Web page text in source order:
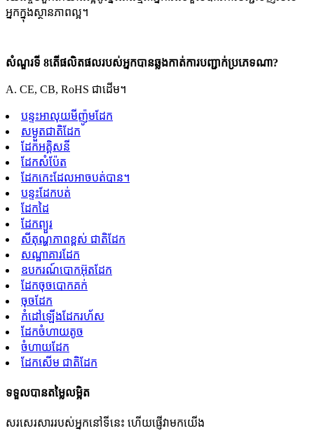
អ្នកក្នុងស្ថានភាពល្អ។
សំណួរទី 8តើ​ផលិតផល​របស់​អ្នក​បាន​ឆ្លង​កាត់​ការ​បញ្ជាក់​ប្រភេទ​ណា?
A. CE, CB, RoHS ជាដើម។
បន្ទះអាលុយមីញ៉ូមដែក
សម្ងួតជាតិដែក
ដែកអគ្គិសនី
ដែកសំប៉ែត
ដែកកេះដែលអាចបត់បាន។
បន្ទះដែកបត់
ដែកដៃ
ដែកព្យួរ
សីតុណ្ហភាពខ្ពស់ ជាតិដែក
សណ្ឋាគារដែក
ឧបករណ៍បោកអ៊ុតដែក
ដែកចុចបោកគក់
ចុចដែក
កំដៅឡើងដែករហ័ស
ដែកចំហាយតូច
ចំហាយដែក
ដែកសើម ជាតិដែក
ទទួលបានតម្លៃលម្អិត
សរសេរសាររបស់អ្នកនៅទីនេះ ហើយផ្ញើវាមកយើង